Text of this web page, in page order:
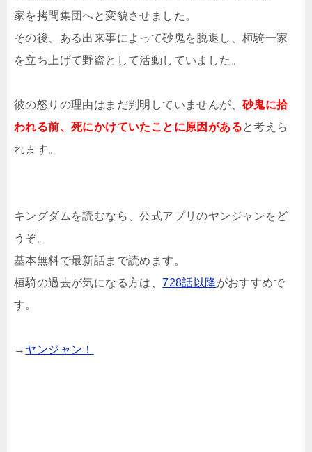
家を拷問集団へと変貌させました。
その後、ある出来事によって砂鬼を脱退し、桓騎一家
を立ち上げて野盗として活動していました。
彼の怒りの理由はまだ判明していませんが、 砂鬼に拾
われる前、死にかけていたことに原因があると考えら
れます。
キングダムを読むなら、公式アプリのヤンジャンをど
うぞ。
基本無料で最新話まで読めます。
桓騎の過去が気になる方は、728話以降がおすすめで
す。
→ ヤンジャン！